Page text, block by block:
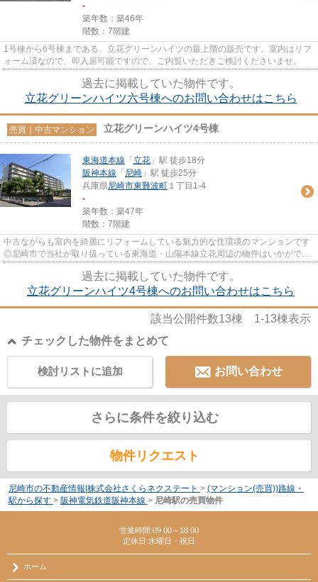
-
築年数：築46年
階数：7階建
1号棟から6号棟まである、立花グリーンハイツの最上階の販売です。室内はリフ
ォーム済なので、即入居可能ですので、ご内覧いただきご検討くださいませ。
過去に掲載していた物件です。
立花グリーンハイツ六号棟へのお問い合わせはこちら
売買｜中古マンション 立花グリーンハイツ4号棟
東海道本線 「 立花 」駅 徒歩18分
阪神本線 「 尼崎 」駅 徒歩25分
兵庫県尼崎市東難波町 １丁目1-4
-
築年数：築47年
階数：7階建
中古ながらも室内を綺麗にリフォームしている魅力的な住環境のマンションです
◎尼崎市で当社が取り扱っている東海道・山陽本線立花周辺の物件はいかがでし
過去に掲載していた物件です。
立花グリーンハイツ4号棟へのお問い合わせはこちら
該当公開件数13棟 1-13棟表示
チェックした物件をまとめて
お問い合わせ
検討リストに追加
さらに条件を絞り込む
物件リクエスト
尼崎市の不動産情報|株式会社さくらネクステート > (マンション(売買))路線・
駅から探す > 阪神電気鉄道阪神本線 > 尼崎駅の売買物件
営業時間:09:00～18:00
定休日:水曜日・祝日
ホーム